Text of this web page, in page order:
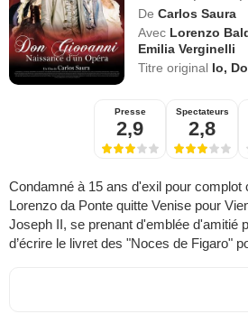
De Carlos Saura
Avec Lorenzo
Emilia Verginelli
Titre original Io,
Presse
2,9
Spectateurs
2,8
Condamné à 15 ans d'exil pour complot
Lorenzo da Ponte quitte Venise pour
Joseph II, se prenant d'emblée d'amitié
d’écrire le livret des "Noces de Figaro"